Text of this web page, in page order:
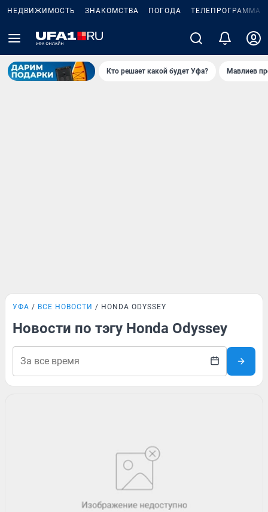
НЕДВИЖИМОСТЬ ЗНАКОМСТВА ПОГОДА ТЕЛЕПРОГРАММА
Кто решает какой будет Уфа? Мавлиев
УФА ВСЕ НОВОСТИ HONDA ODYSSEY
Новости по тэгу Honda Odyssey